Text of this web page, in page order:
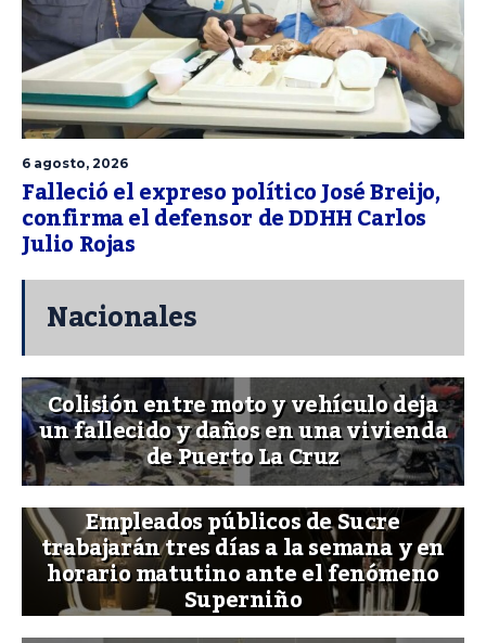
6 agosto, 2026
Falleció el expreso político José Breijo,
confirma el defensor de DDHH Carlos
Julio Rojas
Nacionales
Colisión entre moto y vehículo deja
un fallecido y daños en una vivienda
de Puerto La Cruz
Empleados públicos de Sucre
trabajarán tres días a la semana y en
horario matutino ante el fenómeno
Superniño